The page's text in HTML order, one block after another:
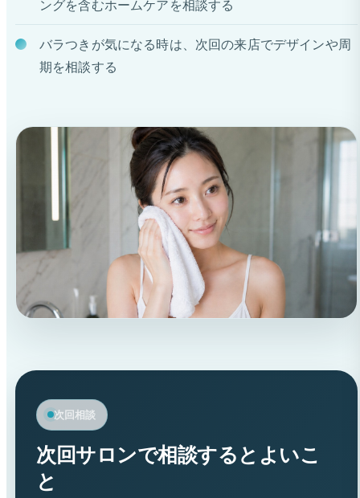
ングを含むホームケアを相談する
バラつきが気になる時は、次回の来店でデザインや周
期を相談する
次回相談
次回サロンで相談するとよいこ
と